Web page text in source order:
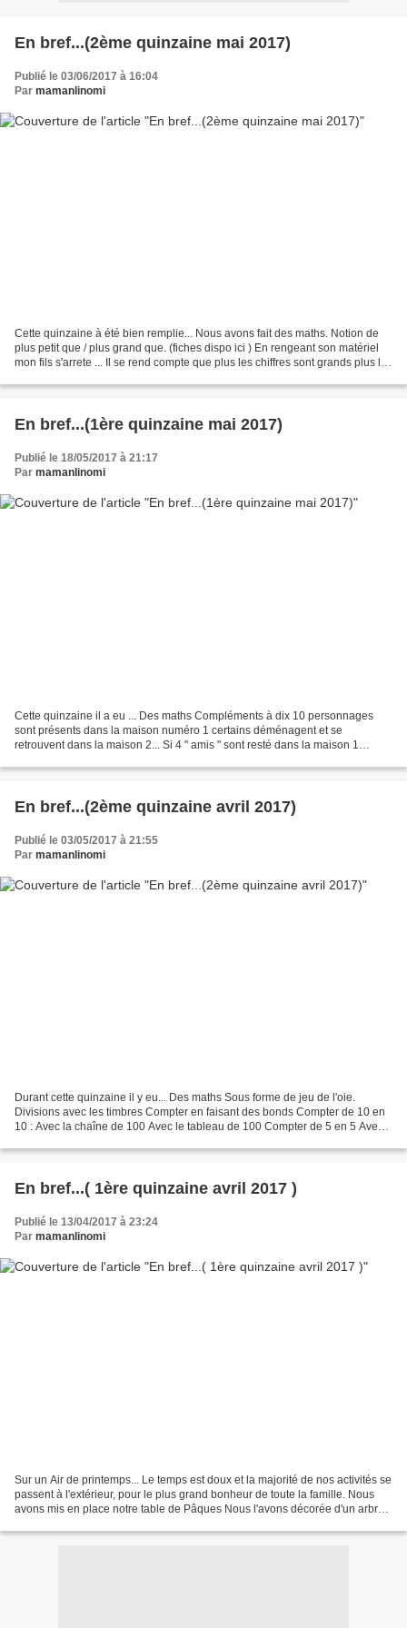
En bref...(2ème quinzaine mai 2017)
Publié le 03/06/2017 à 16:04
Par mamanlinomi
Cette quinzaine à été bien remplie... Nous avons fait des maths. Notion de
plus petit que / plus grand que. (fiches dispo ici ) En rengeant son matériel
mon fils s'arrete ... Il se rend compte que plus les chiffres sont grands plus les
En bref...(1ère quinzaine mai 2017)
Publié le 18/05/2017 à 21:17
Par mamanlinomi
Cette quinzaine il a eu ... Des maths Compléments à dix 10 personnages
sont présents dans la maison numéro 1 certains déménagent et se
retrouvent dans la maison 2... Si 4 " amis " sont resté dans la maison 1
En bref...(2ème quinzaine avril 2017)
Publié le 03/05/2017 à 21:55
Par mamanlinomi
Durant cette quinzaine il y eu... Des maths Sous forme de jeu de l'oie.
Divisions avec les timbres Compter en faisant des bonds Compter de 10 en
10 : Avec la chaîne de 100 Avec le tableau de 100 Compter de 5 en 5 Avec
En bref...( 1ère quinzaine avril 2017 )
Publié le 13/04/2017 à 23:24
Par mamanlinomi
Sur un Air de printemps... Le temps est doux et la majorité de nos activités se
passent à l'extérieur, pour le plus grand bonheur de toute la famille. Nous
avons mis en place notre table de Pâques Nous l'avons décorée d'un arbre